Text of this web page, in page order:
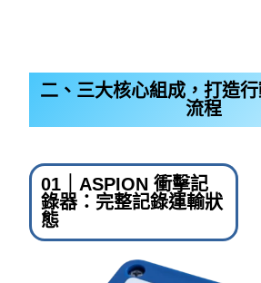
二、三大核心組成，打造
流程
01｜ASPION 衝擊記
錄器：完整記錄運輸狀
態